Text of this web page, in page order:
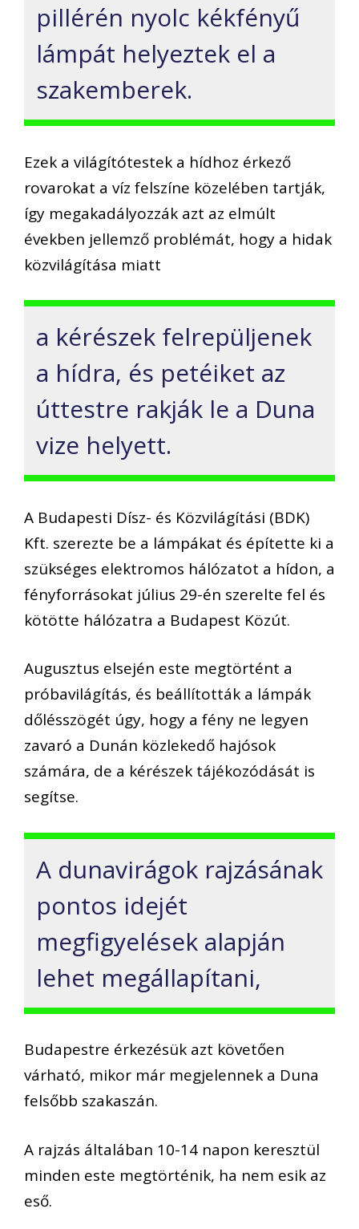
pillérén nyolc kékfényű
lámpát helyeztek el a
szakemberek.
Ezek a világítótestek a hídhoz érkező
rovarokat a víz felszíne közelében tartják,
így megakadályozzák azt az elmúlt
években jellemző problémát, hogy a hidak
közvilágítása miatt
a kérészek felrepüljenek
a hídra, és petéiket az
úttestre rakják le a Duna
vize helyett.
A Budapesti Dísz- és Közvilágítási (BDK)
Kft. szerezte be a lámpákat és építette ki a
szükséges elektromos hálózatot a hídon, a
fényforrásokat július 29-én szerelte fel és
kötötte hálózatra a Budapest Közút.
Augusztus elsején este megtörtént a
próbavilágítás, és beállították a lámpák
dőlésszögét úgy, hogy a fény ne legyen
zavaró a Dunán közlekedő hajósok
számára, de a kérészek tájékozódását is
segítse.
A dunavirágok rajzásának
pontos idejét
megfigyelések alapján
lehet megállapítani,
Budapestre érkezésük azt követően
várható, mikor már megjelennek a Duna
felsőbb szakaszán.
A rajzás általában 10-14 napon keresztül
minden este megtörténik, ha nem esik az
eső.